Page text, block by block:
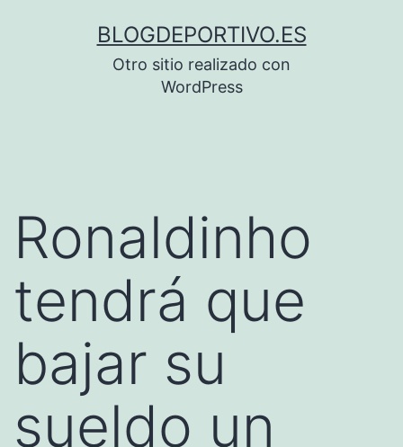
BLOGDEPORTIVO.ES
Otro sitio realizado con
WordPress
Ronaldinho
tendrá que
bajar su
sueldo un